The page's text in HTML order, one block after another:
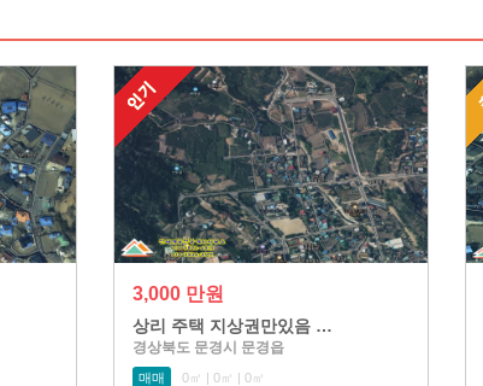
3,000 만원
상리 주택 지상권만있음 …
경상북도 문경시 문경읍
매매 0㎡ | 0㎡ | 0㎡